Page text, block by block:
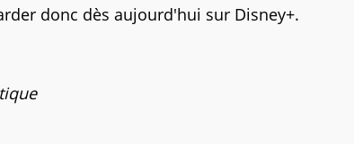
donc dès aujourd'hui sur Disney+.